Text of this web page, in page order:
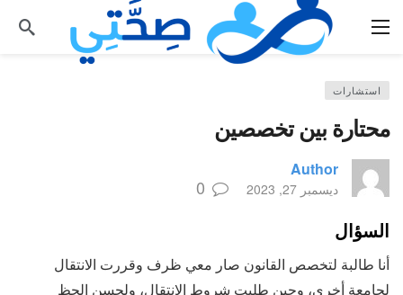
استشارات
محتارة بين تخصصين
Author
ديسمبر 27, 2023 0
السؤال
أنا طالبة لتخصص القانون صار معي ظرف وقررت الانتقال
لجامعة أخرى، وحين طلبت شروط الانتقال، ولحسن الحظ